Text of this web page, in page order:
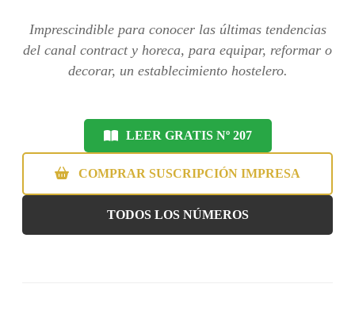
Imprescindible para conocer las últimas tendencias
del canal contract y horeca, para equipar, reformar o
decorar, un establecimiento hostelero.
LEER GRATIS Nº 207
COMPRAR SUSCRIPCIÓN IMPRESA
TODOS LOS NÚMEROS